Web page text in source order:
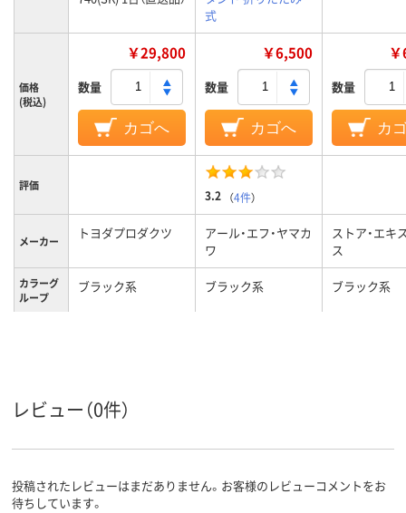
式
価格
(税込)
￥29,800
数量
カゴへ
￥6,500
数量
カゴへ
数量
カ
評価
3.2 （4件）
メーカー トヨダプロダクツ
アール・エフ・ヤマカ
ワ
ストア・エキ
ス
カラーグ
ループ
ブラック系 ブラック系 ブラック系
レビュー（0件）
投稿されたレビューはまだありません。お客様のレビューコメントをお
待ちしています。